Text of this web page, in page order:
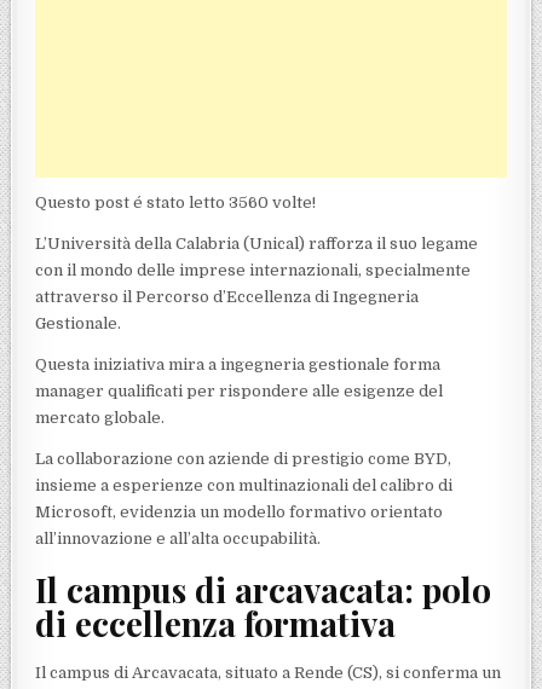
Questo post é stato letto 3560 volte!
L’Università della Calabria (Unical) rafforza il suo legame
con il mondo delle imprese internazionali, specialmente
attraverso il Percorso d’Eccellenza di Ingegneria
Gestionale.
Questa iniziativa mira a ingegneria gestionale forma
manager qualificati per rispondere alle esigenze del
mercato globale.
La collaborazione con aziende di prestigio come BYD,
insieme a esperienze con multinazionali del calibro di
Microsoft, evidenzia un modello formativo orientato
all’innovazione e all’alta occupabilità.
Il campus di arcavacata: polo
di eccellenza formativa
Il campus di Arcavacata, situato a Rende (CS), si conferma un